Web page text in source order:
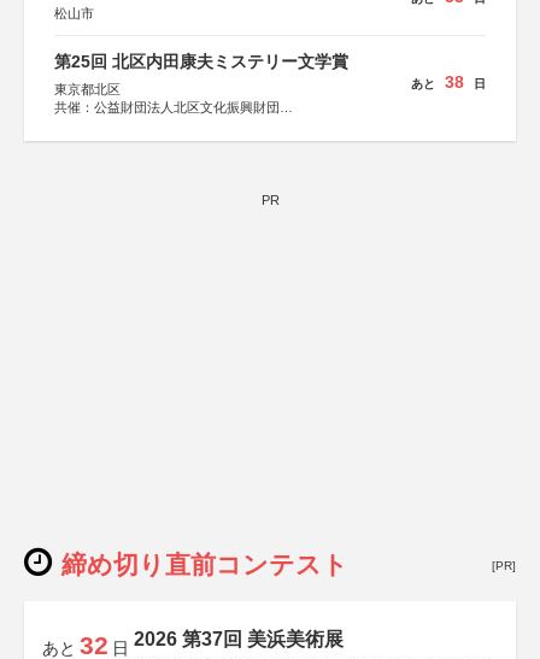
松山市
第25回 北区内田康夫ミステリー文学賞
東京都北区
共催：公益財団法人北区文化振興財団
協賛：株式会社実業之日本社
あと 38 日
PR
締め切り直前コンテスト [PR]
あと 32 日 2026 第37回 美浜美術展